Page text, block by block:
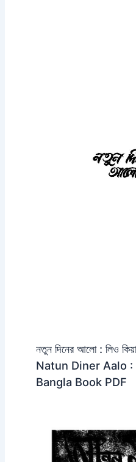
নতুন দিনের আলো : লিও
Natun Diner Aalo
Bangla Book PDF